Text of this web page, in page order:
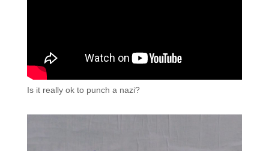
Is it really ok to punch a nazi?